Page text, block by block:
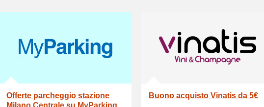
Offerte parcheggio stazione
Milano Centrale su MyParking
Buono acquisto Vinatis da 5€